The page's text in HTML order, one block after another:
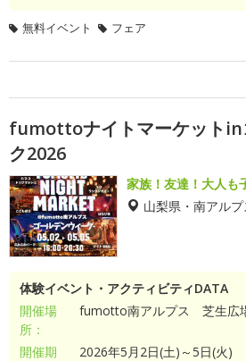
無料イベント フェア
fumottoナイトマーケットin
ク2026
家族！友達！大人も
山梨県・南アルプ
体験イベント・アクティビティDATA
開催場
所：
fumotto南アルプス 芝生広
開催期
2026年5月2日(土)～5日(火)